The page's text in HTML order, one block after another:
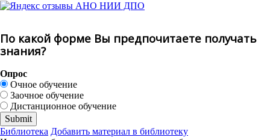
По какой форме Вы предпочитаете получать
знания?
Опрос
Очное обучение
Заочное обучение
Дистанционное обучение
Библиотека Добавить материал в библиотеку